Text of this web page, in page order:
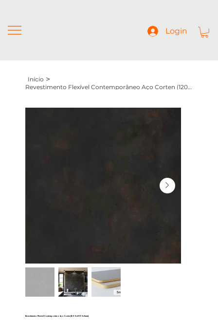
Login
Início >
Revestimento Flexível Contemporâneo Aço Corten (1200x2900x5mm)
Revestimento Flexível Contemporâneo Aço Corten (1200x2900x5mm)